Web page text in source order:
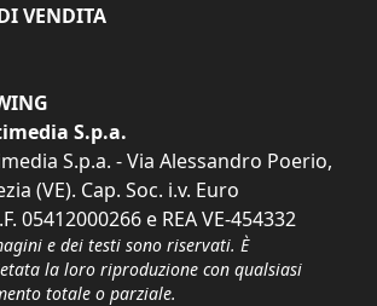
VENDITA
S.p.a.
S.p.a. - Via Alessandro Poerio,
(VE). Cap. Soc. i.v. Euro
05412000266 e REA VE-454332
e dei testi sono riservati. È
la loro riproduzione con qualsiasi
totale o parziale.